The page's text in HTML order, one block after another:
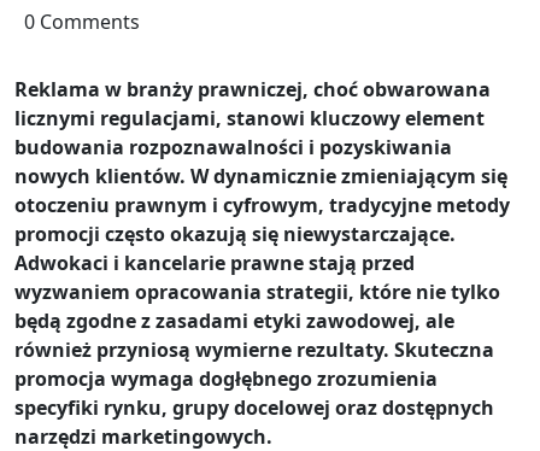
0 Comments
Reklama w branży prawniczej, choć obwarowana
licznymi regulacjami, stanowi kluczowy element
budowania rozpoznawalności i pozyskiwania
nowych klientów. W dynamicznie zmieniającym się
otoczeniu prawnym i cyfrowym, tradycyjne metody
promocji często okazują się niewystarczające.
Adwokaci i kancelarie prawne stają przed
wyzwaniem opracowania strategii, które nie tylko
będą zgodne z zasadami etyki zawodowej, ale
również przyniosą wymierne rezultaty. Skuteczna
promocja wymaga dogłębnego zrozumienia
specyfiki rynku, grupy docelowej oraz dostępnych
narzędzi marketingowych.